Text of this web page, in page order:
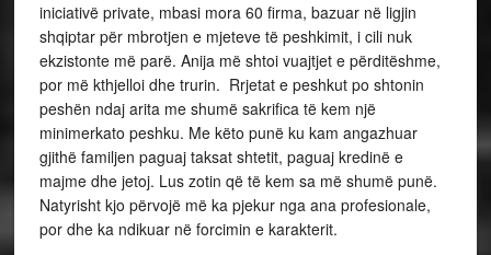
iniciativë private, mbasi mora 60 firma, bazuar në ligjin
shqiptar për mbrotjen e mjeteve të peshkimit, i cili nuk
ekzistonte më parë. Anija më shtoi vuajtjet e përditëshme,
por më kthjelloi dhe trurin. Rrjetat e peshkut po shtonin
peshën ndaj arita me shumë sakrifica të kem një
minimerkato peshku. Me këto punë ku kam angazhuar
gjithë familjen paguaj taksat shtetit, paguaj kredinë e
majme dhe jetoj. Lus zotin që të kem sa më shumë punë.
Natyrisht kjo përvojë më ka pjekur nga ana profesionale,
por dhe ka ndikuar në forcimin e karakterit.